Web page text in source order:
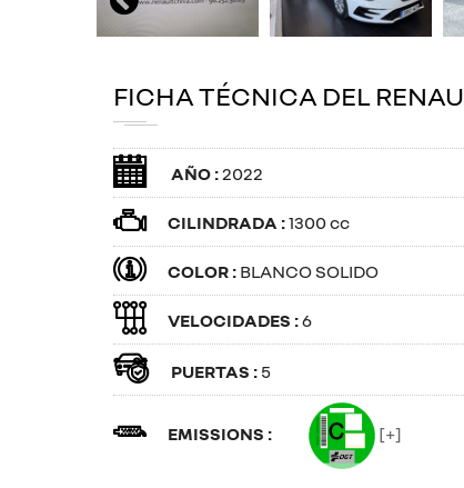
FICHA TÉCNICA DEL
AÑO :2022
CILINDRADA :1300 cc
COLOR : BLANCO SOLIDO
VELOCIDADES :6
PUERTAS : 5
EMISSIONS : [+]